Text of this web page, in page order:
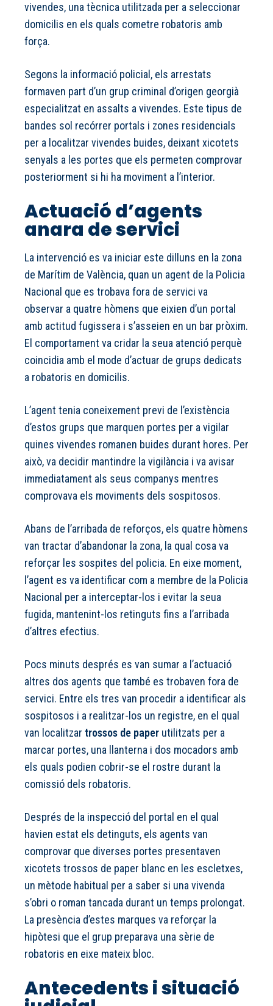
vivendes, una tècnica utilitzada per a seleccionar
domicilis en els quals cometre robatoris amb
força.
Segons la informació policial, els arrestats
formaven part d’un grup criminal d’origen georgià
especialitzat en assalts a vivendes. Este tipus de
bandes sol recórrer portals i zones residencials
per a localitzar vivendes buides, deixant xicotets
senyals a les portes que els permeten comprovar
posteriorment si hi ha moviment a l’interior.
Actuació d’agents
anara de servici
La intervenció es va iniciar este dilluns en la zona
de Marítim de València, quan un agent de la Policia
Nacional que es trobava fora de servici va
observar a quatre hòmens que eixien d’un portal
amb actitud fugissera i s’asseien en un bar pròxim.
El comportament va cridar la seua atenció perquè
coincidia amb el mode d’actuar de grups dedicats
a robatoris en domicilis.
L’agent tenia coneixement previ de l’existència
d’estos grups que marquen portes per a vigilar
quines vivendes romanen buides durant hores. Per
això, va decidir mantindre la vigilància i va avisar
immediatament als seus companys mentres
comprovava els moviments dels sospitosos.
Abans de l’arribada de reforços, els quatre hòmens
van tractar d’abandonar la zona, la qual cosa va
reforçar les sospites del policia. En eixe moment,
l’agent es va identificar com a membre de la Policia
Nacional per a interceptar-los i evitar la seua
fugida, mantenint-los retinguts fins a l’arribada
d’altres efectius.
Pocs minuts després es van sumar a l’actuació
altres dos agents que també es trobaven fora de
servici. Entre els tres van procedir a identificar als
sospitosos i a realitzar-los un registre, en el qual
van localitzar trossos de paper utilitzats per a
marcar portes, una llanterna i dos mocadors amb
els quals podien cobrir-se el rostre durant la
comissió dels robatoris.
Després de la inspecció del portal en el qual
havien estat els detinguts, els agents van
comprovar que diverses portes presentaven
xicotets trossos de paper blanc en les escletxes,
un mètode habitual per a saber si una vivenda
s’obri o roman tancada durant un temps prolongat.
La presència d’estes marques va reforçar la
hipòtesi que el grup preparava una sèrie de
robatoris en eixe mateix bloc.
Antecedents i situació